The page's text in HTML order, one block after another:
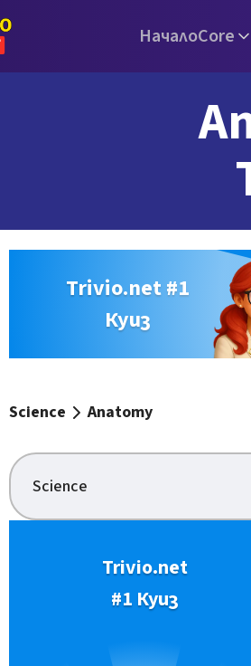
НачалоCore
Trivio.net #1
Куиз
Science Anatomy
Science
Trivio.net
#1 Куиз